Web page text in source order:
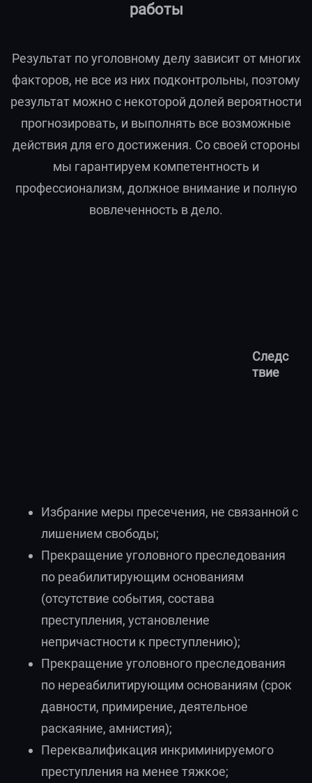
работы
Результат по уголовному делу зависит от многих
факторов, не все из них подконтрольны, поэтому
результат можно с некоторой долей вероятности
прогнозировать, и выполнять все возможные
действия для его достижения. Со своей стороны
мы гарантируем компетентность и
профессионализм, должное внимание и полную
вовлеченность в дело.
Следс
твие
Избрание меры пресечения, не связанной с
лишением свободы;
Прекращение уголовного преследования
по реабилитирующим основаниям
(отсутствие события, состава
преступления, установление
непричастности к преступлению);
Прекращение уголовного преследования
по нереабилитирующим основаниям (срок
давности, примирение, деятельное
раскаяние, амнистия);
Переквалификация инкриминируемого
преступления на менее тяжкое;